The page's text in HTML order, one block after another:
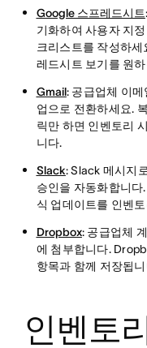
Google 스프레드시트
기화하여 사용자 지
크리스트를 작성하
레드시트 보기를 원
Gmail: 공급업체 이
업으로 전환하세요.
릭만 하면 인벤토리
니다.
Slack: Slack 메시지
승인을 자동화합니
식 업데이트를 인벤
Dropbox: 공급업체
에 첨부합니다.
항목과 함께 저장됩
인벤토